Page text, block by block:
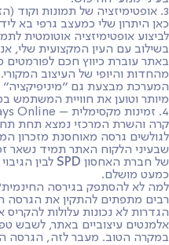
3. אופטימיזציה של תמונות וקוד (הזווית העיצובית)
לביצוע אופטימיזציה אוטומטית
בשילוב עם העין המקצועית שלי,
מהחדות והיופי של העיצוב המקורי.
מיותר וטוען את חוויית המשתמש
4. זמינות מקסימלית – Always Online
שבעיני הלקוח האתר תמיד נשאר
של חברת האחסון SPD לבין
כמעט מושלם.
למה לא להסתפק בגירסה
רבים מתפתים להתקין את הגרסה
הגדרות לא נכונות עלולות
אלמנטים עיצוביים באתר, לשבש
במקרה הטוב. מעבר לזה, הגרסה